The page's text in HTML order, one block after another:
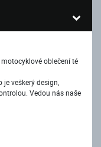
oblečení té
veškerý design,
Vedou nás naše